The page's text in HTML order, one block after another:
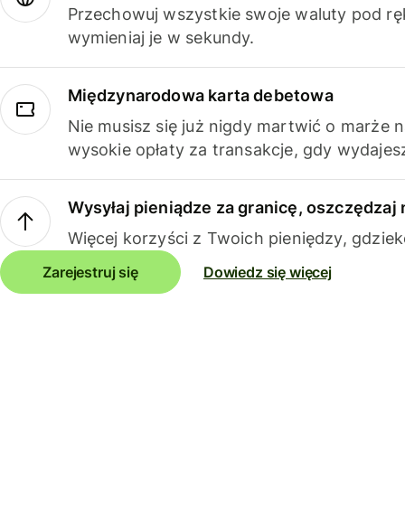
Przechowuj wszystkie swoje waluty pod
wymieniaj je w sekundy.
Międzynarodowa karta debetowa
Nie musisz się już nigdy martwić o marże
wysokie opłaty za transakcje, gdy
Wysyłaj pieniądze za granicę, oszczędzaj
Więcej korzyści z Twoich pieniędzy,
Zarejestruj się Dowiedz się więcej